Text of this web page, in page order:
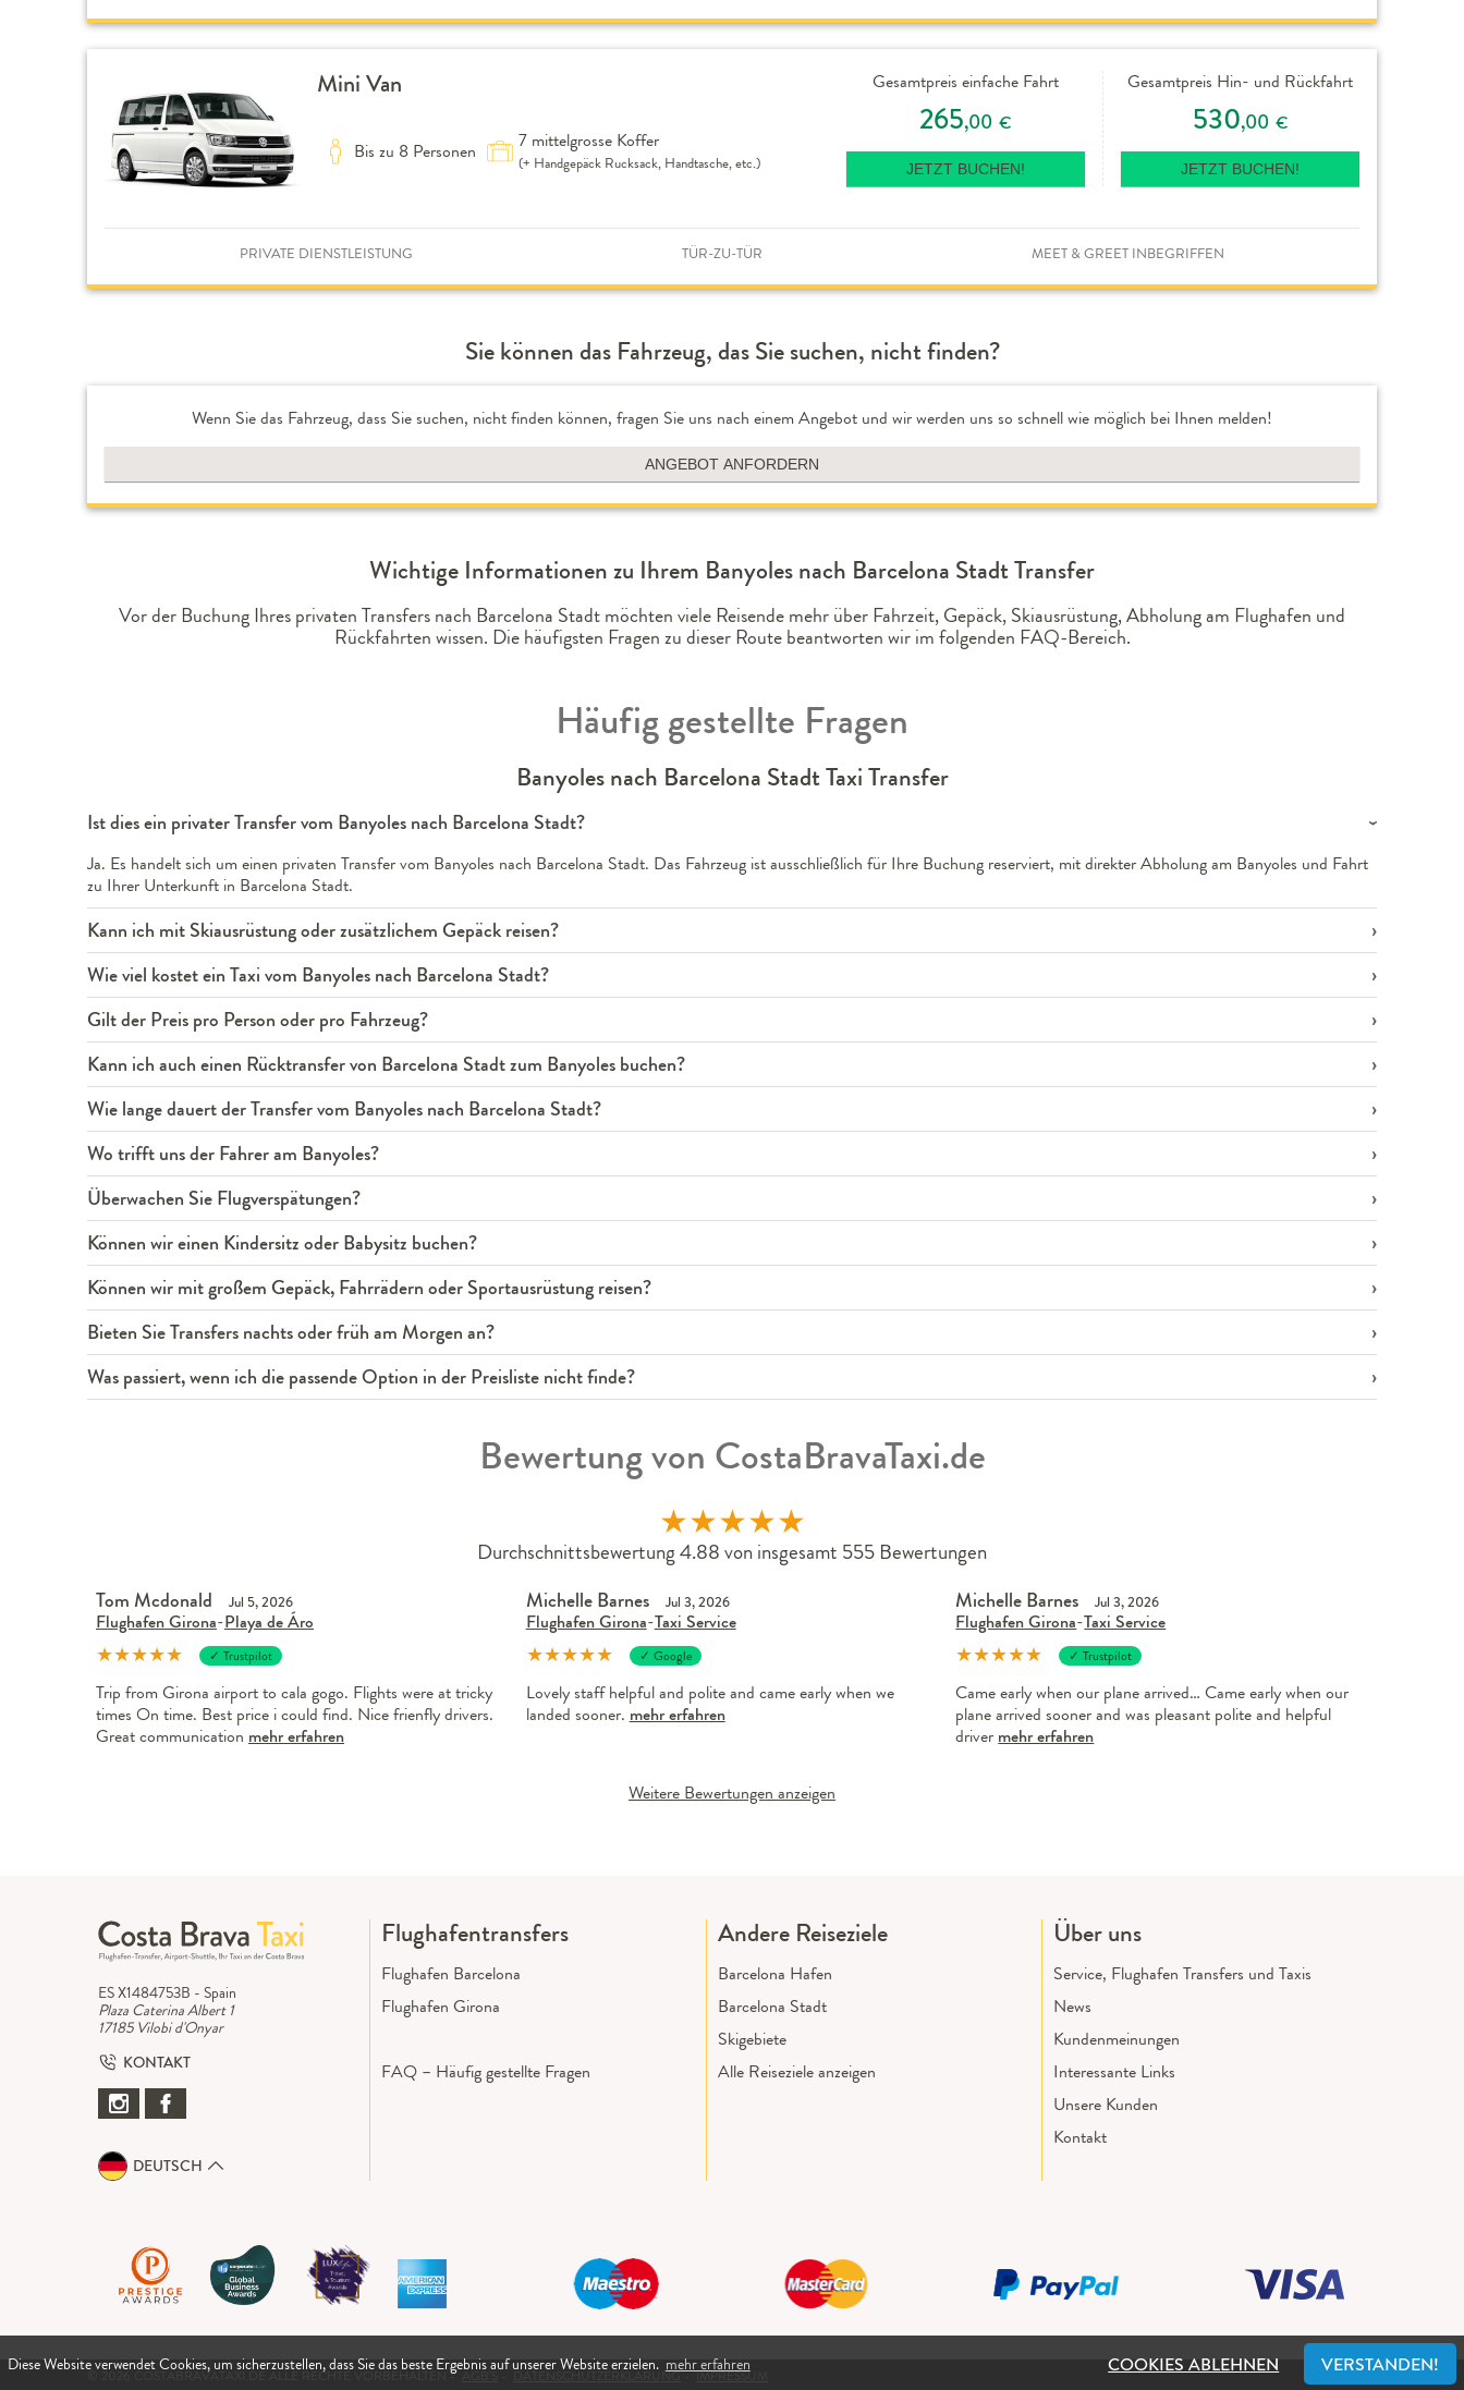
Diese Website verwendet Cookies, um sicherzustellen, dass Sie das beste Ergebnis auf unserer Website erzielen. mehr erfahren COOKIES ABLEHNEN VERSTANDEN!
Mini Van
Bis zu 8 Personen 7 mittelgrosse Koffer
(+ Handgepäck Rucksack, Handtasche, etc.)
Gesamtpreis einfache Fahrt
265,00 €
JETZT BUCHEN!
Gesamtpreis Hin- und Rückfahrt
530,00 €
JETZT BUCHEN!
PRIVATE DIENSTLEISTUNG TÜR-ZU-TÜR MEET & GREET INBEGRIFFEN
Sie können das Fahrzeug, das Sie suchen, nicht finden?
Wenn Sie das Fahrzeug, dass Sie suchen, nicht finden können, fragen Sie uns nach einem Angebot und wir werden uns so schnell wie möglich bei Ihnen melden!
ANGEBOT ANFORDERN
Wichtige Informationen zu Ihrem Banyoles nach Barcelona Stadt Transfer
Vor der Buchung Ihres privaten Transfers nach Barcelona Stadt möchten viele Reisende mehr über Fahrzeit, Gepäck, Skiausrüstung, Abholung am Flughafen und
Rückfahrten wissen. Die häufigsten Fragen zu dieser Route beantworten wir im folgenden FAQ-Bereich.
Häufig gestellte Fragen
Banyoles nach Barcelona Stadt Taxi Transfer
Ist dies ein privater Transfer vom Banyoles nach Barcelona Stadt?
Ja. Es handelt sich um einen privaten Transfer vom Banyoles nach Barcelona Stadt. Das Fahrzeug ist ausschließlich für Ihre Buchung reserviert, mit direkter Abholung am Banyoles und Fahrt
zu Ihrer Unterkunft in Barcelona Stadt.
Kann ich mit Skiausrüstung oder zusätzlichem Gepäck reisen?
Wie viel kostet ein Taxi vom Banyoles nach Barcelona Stadt?
Gilt der Preis pro Person oder pro Fahrzeug?
Kann ich auch einen Rücktransfer von Barcelona Stadt zum Banyoles buchen?
Wie lange dauert der Transfer vom Banyoles nach Barcelona Stadt?
Wo trifft uns der Fahrer am Banyoles?
Überwachen Sie Flugverspätungen?
Können wir einen Kindersitz oder Babysitz buchen?
Können wir mit großem Gepäck, Fahrrädern oder Sportausrüstung reisen?
Bieten Sie Transfers nachts oder früh am Morgen an?
Was passiert, wenn ich die passende Option in der Preisliste nicht finde?
Bewertung von CostaBravaTaxi.de
★★★★★
Durchschnittsbewertung 4.88 von insgesamt 555 Bewertungen
Tom Mcdonald Jul 5, 2026
Flughafen Girona-Playa de Áro
★★★★★ ✓ Trustpilot
Trip from Girona airport to cala gogo. Flights were at tricky
times On time. Best price i could find. Nice frienfly drivers.
Great communication mehr erfahren
Michelle Barnes Jul 3, 2026
Flughafen Girona-Taxi Service
★★★★★ ✓ Google
Lovely staff helpful and polite and came early when we
landed sooner. mehr erfahren
Michelle Barnes Jul 3, 2026
Flughafen Girona-Taxi Service
★★★★★ ✓ Trustpilot
Came early when our plane arrived… Came early when our
plane arrived sooner and was pleasant polite and helpful
driver mehr erfahren
Weitere Bewertungen anzeigen
ES X1484753B - Spain
Plaza Caterina Albert 1
17185 Vilobi d'Onyar
KONTAKT
DEUTSCH
Flughafentransfers
Flughafen Barcelona
Flughafen Girona
FAQ – Häufig gestellte Fragen
Andere Reiseziele
Barcelona Hafen
Barcelona Stadt
Skigebiete
Alle Reiseziele anzeigen
Über uns
Service, Flughafen Transfers und Taxis
News
Kundenmeinungen
Interessante Links
Unsere Kunden
Kontakt
© 2026 COSTABRAVATAXI.DE ALLE RECHTE VORBEHALTEN -AGB'S- DATENSCHUTZERKLÄRUNG-IMPRESSUM